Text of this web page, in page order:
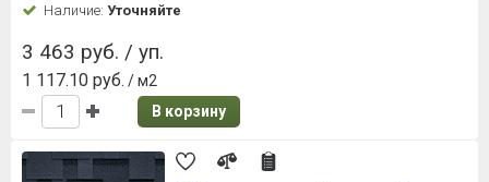
Наличие: Уточняйте
3 463 руб. / уп.
1 117.10 руб. / м2
В корзину